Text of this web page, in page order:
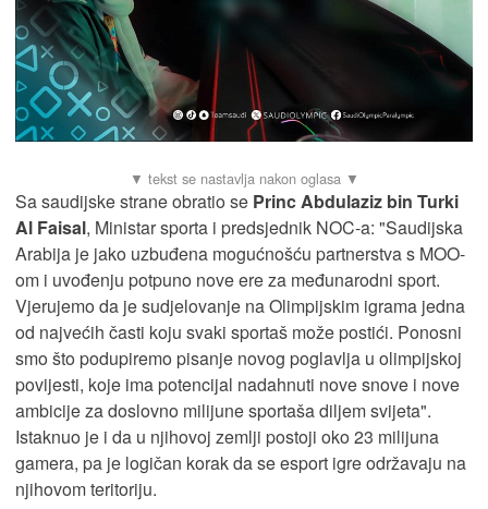
Sa saudijske strane obratio se Princ Abdulaziz bin Turki
Al Faisal, Ministar sporta i predsjednik NOC-a: "Saudijska
Arabija je jako uzbuđena mogućnošću partnerstva s MOO-
om i uvođenju potpuno nove ere za međunarodni sport.
Vjerujemo da je sudjelovanje na Olimpijskim igrama jedna
od najvećih časti koju svaki sportaš može postići. Ponosni
smo što podupiremo pisanje novog poglavlja u olimpijskoj
povijesti, koje ima potencijal nadahnuti nove snove i nove
ambicije za doslovno milijune sportaša diljem svijeta".
Istaknuo je i da u njihovoj zemlji postoji oko 23 milijuna
gamera, pa je logičan korak da se esport igre održavaju na
njihovom teritoriju.